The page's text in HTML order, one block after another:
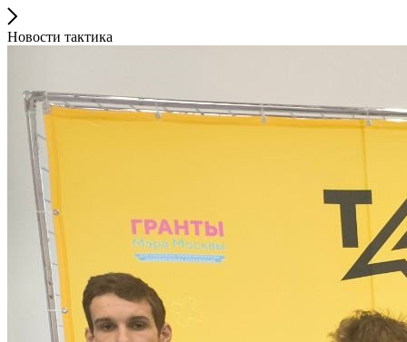
Новости тактика